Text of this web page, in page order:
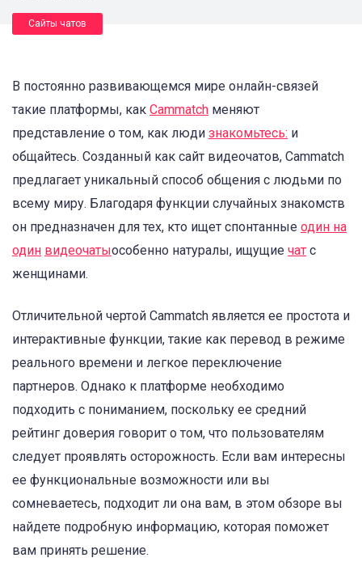
Сайты чатов
В постоянно развивающемся мире онлайн-связей
такие платформы, как Cammatch меняют
представление о том, как люди знакомьтесь: и
общайтесь. Созданный как сайт видеочатов, Cammatch
предлагает уникальный способ общения с людьми по
всему миру. Благодаря функции случайных знакомств
он предназначен для тех, кто ищет спонтанные один на
один видеочатыособенно натуралы, ищущие чат с
женщинами.
Отличительной чертой Cammatch является ее простота и
интерактивные функции, такие как перевод в режиме
реального времени и легкое переключение
партнеров. Однако к платформе необходимо
подходить с пониманием, поскольку ее средний
рейтинг доверия говорит о том, что пользователям
следует проявлять осторожность. Если вам интересны
ее функциональные возможности или вы
сомневаетесь, подходит ли она вам, в этом обзоре вы
найдете подробную информацию, которая поможет
вам принять решение.